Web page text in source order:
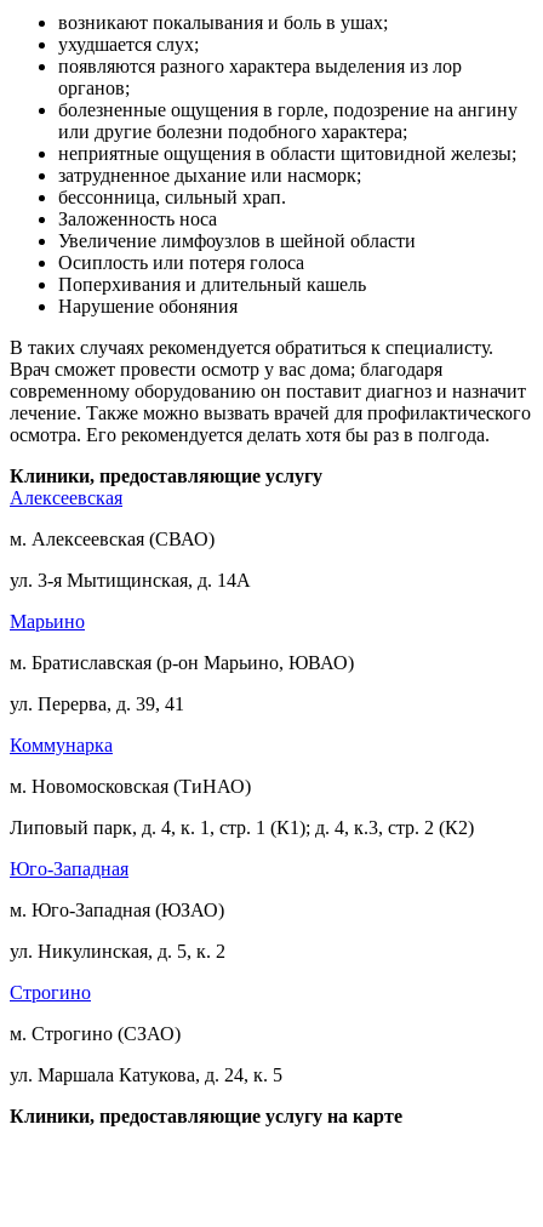
возникают покалывания и боль в ушах;
ухудшается слух;
появляются разного характера выделения из лор
органов;
болезненные ощущения в горле, подозрение на ангину
или другие болезни подобного характера;
неприятные ощущения в области щитовидной железы;
затрудненное дыхание или насморк;
бессонница, сильный храп.
Заложенность носа
Увеличение лимфоузлов в шейной области
Осиплость или потеря голоса
Поперхивания и длительный кашель
Нарушение обоняния
В таких случаях рекомендуется обратиться к специалисту.
Врач сможет провести осмотр у вас дома; благодаря
современному оборудованию он поставит диагноз и назначит
лечение. Также можно вызвать врачей для профилактического
осмотра. Его рекомендуется делать хотя бы раз в полгода.
Клиники, предоставляющие услугу
Алексеевская
м. Алексеевская (СВАО)
ул. 3-я Мытищинская, д. 14А
Марьино
м. Братиславская (р-он Марьино, ЮВАО)
ул. Перерва, д. 39, 41
Коммунарка
м. Новомосковская (ТиНАО)
Липовый парк, д. 4, к. 1, стр. 1 (К1); д. 4, к.3, стр. 2 (К2)
Юго-Западная
м. Юго-Западная (ЮЗАО)
ул. Никулинская, д. 5, к. 2
Строгино
м. Строгино (СЗАО)
ул. Маршала Катукова, д. 24, к. 5
Клиники, предоставляющие услугу на карте